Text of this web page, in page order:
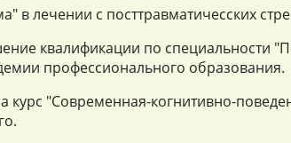
в лечении с посттравматичесских
квалификации по специальности
профессионального образования.
курс "Современная-когнитивно-